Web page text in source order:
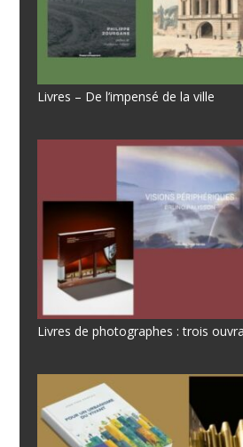
Livres – De l’impensé de la ville
Livres de photographes : trois